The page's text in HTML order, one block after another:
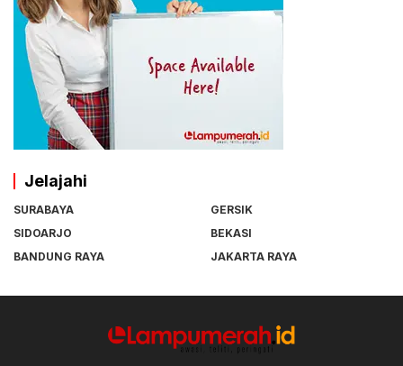
Jelajahi
SURABAYA
GERSIK
SIDOARJO
BEKASI
BANDUNG RAYA
JAKARTA RAYA